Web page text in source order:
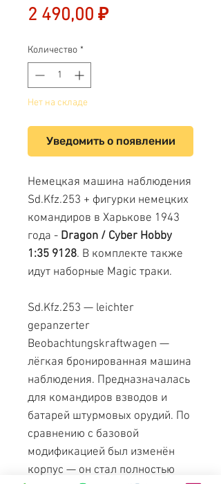
2 490,00 ₽Цена
Количество *
Нет на складе
Уведомить о появлении
Немецкая машина наблюдения
Sd.Kfz.253 + фигурки немецких
командиров в Харькове 1943
года - Dragon / Cyber Hobby
1:35 9128. В комплекте также
идут наборные Magic траки.
Sd.Kfz.253 — leichter
gepanzerter
Beobachtungskraftwagen —
лёгкая бронированная машина
наблюдения. Предназначалась
для командиров взводов и
батарей штурмовых орудий. По
сравнению с базовой
модификацией был изменён
корпус — он стал полностью